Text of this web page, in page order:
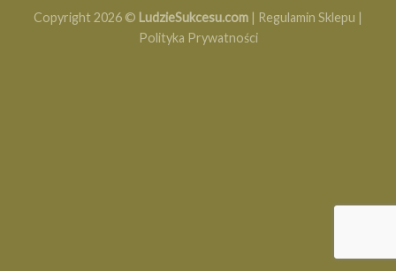
Copyright 2026 © LudzieSukcesu.com | Regulamin Sklepu |
Polityka Prywatności